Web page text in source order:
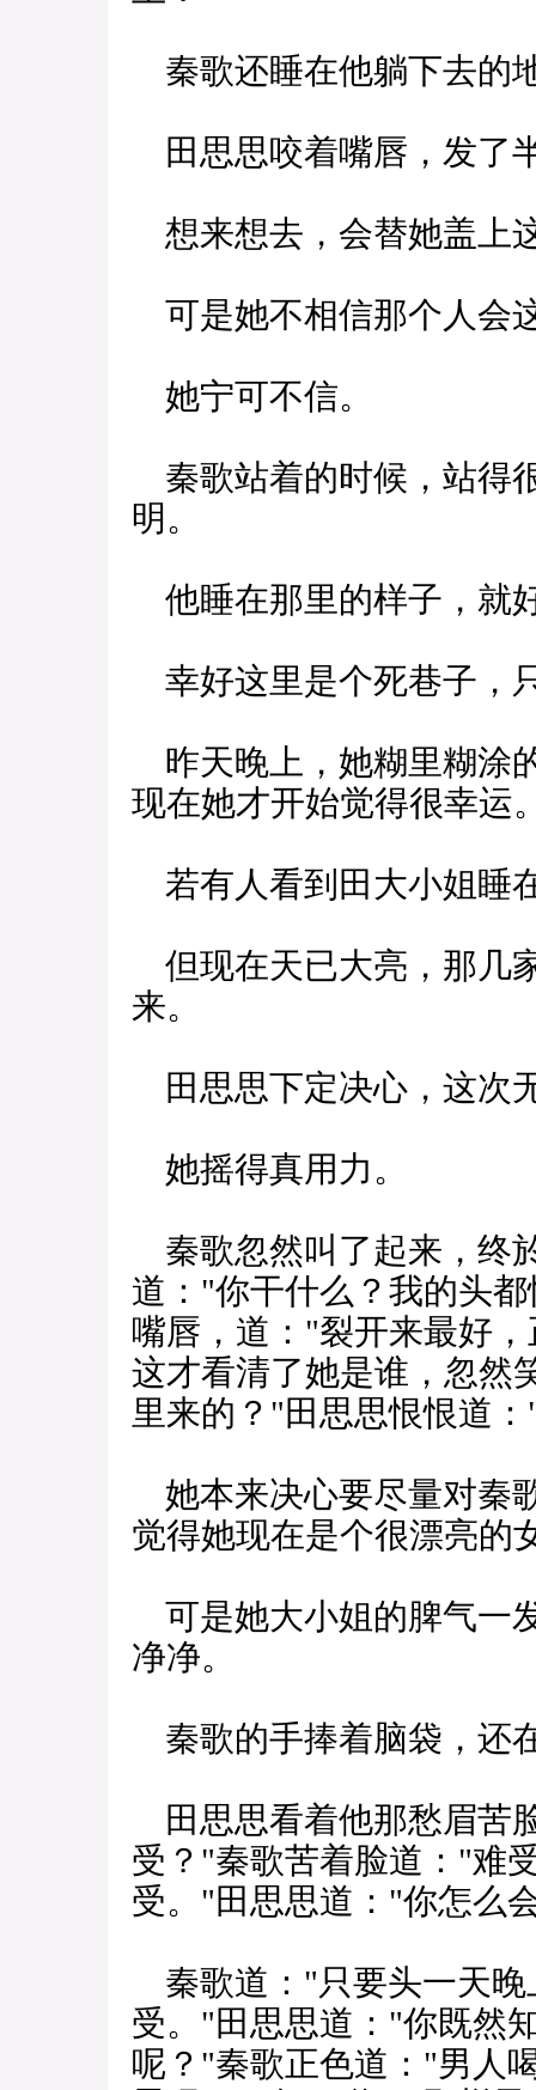
秦歌还睡在他躺下去的
田思思咬着嘴唇，发了
想来想去，会替她盖上
可是她不相信那个人会
她宁可不信。
秦歌站着的时候，站得
明。
他睡在那里的样子，就
幸好这里是个死巷子，
昨天晚上，她糊里糊涂
现在她才开始觉得很幸运
若有人看到田大小姐睡
但现在天已大亮，那几
来。
田思思下定决心，这次
她摇得真用力。
秦歌忽然叫了起来，终
道："你干什么？我的头
嘴唇，道："裂开来最好
这才看清了她是谁，忽然
里来的？"田思思恨恨道
她本来决心要尽量对秦
觉得她现在是个很漂亮的
可是她大小姐的脾气一
净净。
秦歌的手捧着脑袋，还
田思思看着他那愁眉苦
受？"秦歌苦着脸道："难
受。"田思思道："你怎么
秦歌道："只要头一天晚
受。"田思思道："你既然
呢？"秦歌正色道："男人